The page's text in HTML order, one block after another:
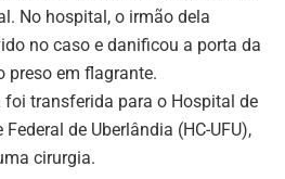
No hospital, o irmão dela
no caso e danificou a porta da
preso em flagrante.
foi transferida para o Hospital de
de Uberlândia (HC-UFU),
cirurgia.